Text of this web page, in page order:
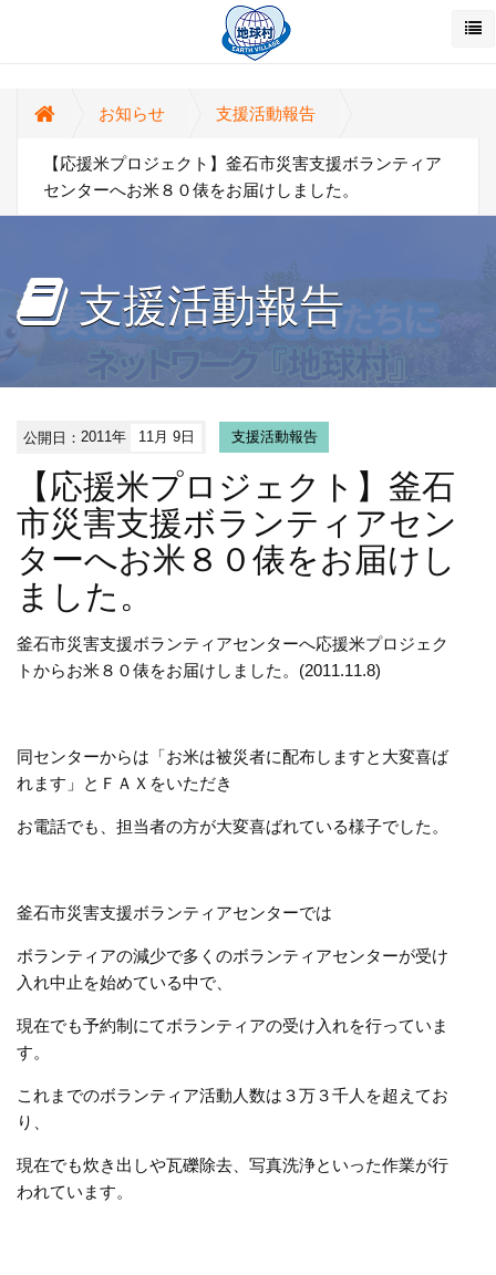
お知らせ 支援活動報告
【応援米プロジェクト】釜石市災害支援ボランティア
センターへお米８０俵をお届けしました。
支援活動報告
公開日：2011年 11月 9日 支援活動報告
【応援米プロジェクト】釜石
市災害支援ボランティアセン
ターへお米８０俵をお届けし
ました。
釜石市災害支援ボランティアセンターへ応援米プロジェク
トからお米８０俵をお届けしました。(2011.11.8)
同センターからは「お米は被災者に配布しますと大変喜ば
れます」とＦＡＸをいただき
お電話でも、担当者の方が大変喜ばれている様子でした。
釜石市災害支援ボランティアセンターでは
ボランティアの減少で多くのボランティアセンターが受け
入れ中止を始めている中で、
現在でも予約制にてボランティアの受け入れを行っていま
す。
これまでのボランティア活動人数は３万３千人を超えてお
り、
現在でも炊き出しや瓦礫除去、写真洗浄といった作業が行
われています。